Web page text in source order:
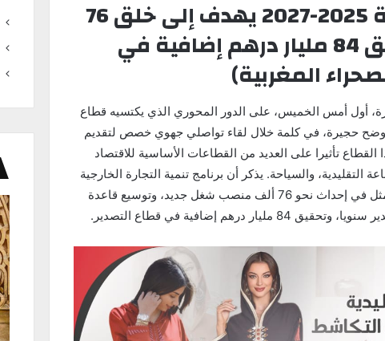
برنامج تنمية التجارة الخارجية 2025-2027 يهدف إلى خلق 76
ألف منصب شغل وتحقيق 84 مليار درهم إضافية في
المغربية)
أول أمس الخميس، على الدور المحوري الذي يكتسيه قطاع
وأوضح حجيرة، في كلمة خلال لقاء تواصلي جهوي خصص لتقديم
التجارة الخارجية 2027ـ2025، أن لهذا القطاع تأثيرا على العديد من القطاعات الأساسية للاقتصاد
التقليدية، والسياحة. يذكر أن برنامج تنمية التجارة الخارجية
2027-2025 يرتكز على ثلاثة أهداف استراتيجية، تتمثل في إحداث نحو 76 ألف منصب شغل جديد، وتوسيع قاعدة